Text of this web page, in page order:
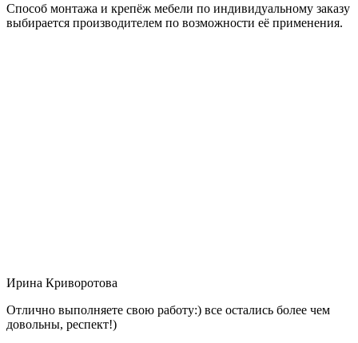
Способ монтажа и крепёж мебели по индивидуальному заказу
выбирается производителем по возможности её применения.
Ирина Криворотова
Отлично выполняете свою работу:) все остались более чем
довольны, респект!)